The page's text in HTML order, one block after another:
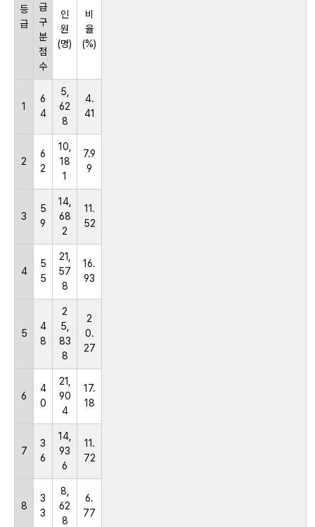
등
급
급
구
분
점
수
인
원
(명)
비
율
(%)
1
6
4
5,
62
8
4.
41
2
6
2
10,
18
1
7.9
9
3
5
9
14,
68
2
11.
52
4
5
5
21,
57
8
16.
93
5
4
8
2
5,
83
8
2
0.
27
6
4
0
21,
90
4
17.
18
7
3
6
14,
93
6
11.
72
8
3
3
8,
62
8
6.
77